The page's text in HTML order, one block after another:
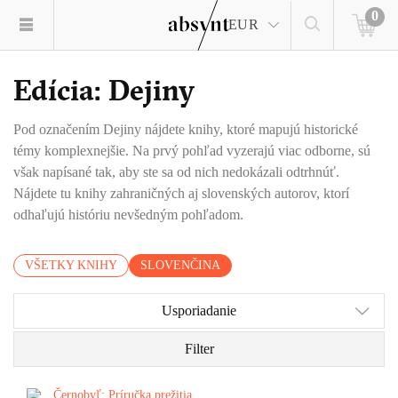
EUR
0
Edícia: Dejiny
Pod označením Dejiny nájdete knihy, ktoré mapujú historické
témy komplexnejšie. Na prvý pohľad vyzerajú viac odborne, sú
však napísané tak, aby ste sa od nich nedokázali odtrhnúť.
Nájdete tu knihy zahraničných aj slovenských autorov, ktorí
odhaľujú históriu nevšedným pohľadom.
VŠETKY KNIHY SLOVENČINA
Usporiadanie
Filter